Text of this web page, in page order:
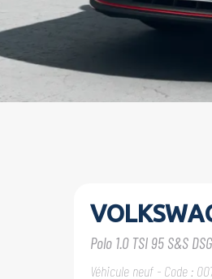
Polo 1.0 TSI 95 S&S
Véhicule neuf - Code :